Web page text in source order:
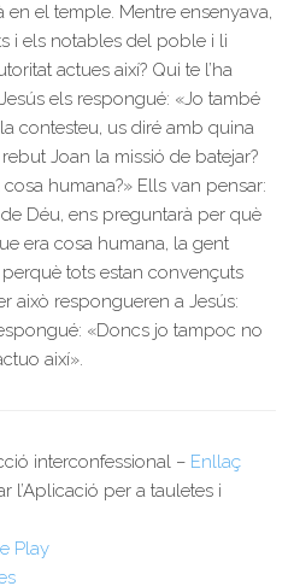
en el temple. Mentre ensenyava,
i els notables del poble i li
actues així? Qui te l’ha
els respongué: «Jo també
contesteu, us diré amb quina
Joan la missió de batejar?
humana?» Ells van pensar:
Déu, ens preguntarà per què
era cosa humana, la gent
tots estan convençuts
això respongueren a Jesús:
«Doncs jo tampoc no
així».
interconfessional – Enllaç
l’Aplicació per a tauletes i
Play